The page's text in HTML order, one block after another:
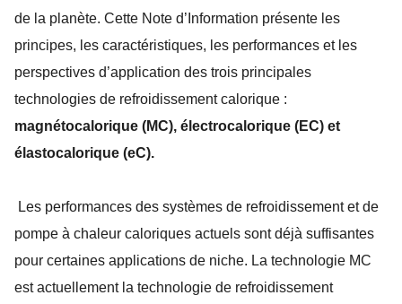
de la planète. Cette Note d’Information présente les
principes, les caractéristiques, les performances et les
perspectives d’application des trois principales
technologies de refroidissement calorique :
magnétocalorique (MC), électrocalorique (EC) et
élastocalorique (eC).
Les performances des systèmes de refroidissement et de
pompe à chaleur caloriques actuels sont déjà suffisantes
pour certaines applications de niche. La technologie MC
est actuellement la technologie de refroidissement